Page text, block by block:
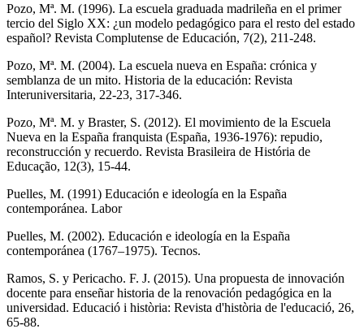
Pozo, Mª. M. (1996). La escuela graduada madrileña en el primer
tercio del Siglo XX: ¿un modelo pedagógico para el resto del estado
español? Revista Complutense de Educación, 7(2), 211-248.
Pozo, Mª. M. (2004). La escuela nueva en España: crónica y
semblanza de un mito. Historia de la educación: Revista
Interuniversitaria, 22-23, 317-346.
Pozo, Mª. M. y Braster, S. (2012). El movimiento de la Escuela
Nueva en la España franquista (España, 1936-1976): repudio,
reconstrucción y recuerdo. Revista Brasileira de História de
Educação, 12(3), 15-44.
Puelles, M. (1991) Educación e ideología en la España
contemporánea. Labor
Puelles, M. (2002). Educación e ideología en la España
contemporánea (1767–1975). Tecnos.
Ramos, S. y Pericacho. F. J. (2015). Una propuesta de innovación
docente para enseñar historia de la renovación pedagógica en la
universidad. Educació i història: Revista d'història de l'educació, 26,
65-88.